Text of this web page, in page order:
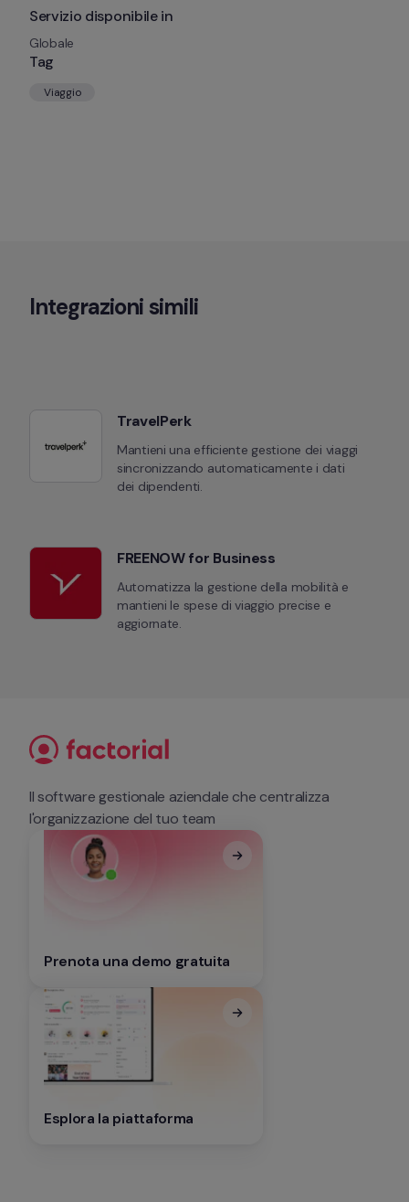
Servizio disponibile in
Globale
Tag
Viaggio
Integrazioni simili
TravelPerk
Mantieni una efficiente gestione dei viaggi
sincronizzando automaticamente i dati
dei dipendenti.
FREENOW for Business
Automatizza la gestione della mobilità e
mantieni le spese di viaggio precise e
aggiornate.
Il software gestionale aziendale che centralizza
l'organizzazione del tuo team
Prenota una demo gratuita
Esplora la piattaforma